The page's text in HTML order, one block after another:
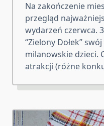
Na zakończenie
przegląd
wydarzeń czerwca.
“Zielony Dołek”
milanowskie dzieci.
atrakcji (różne